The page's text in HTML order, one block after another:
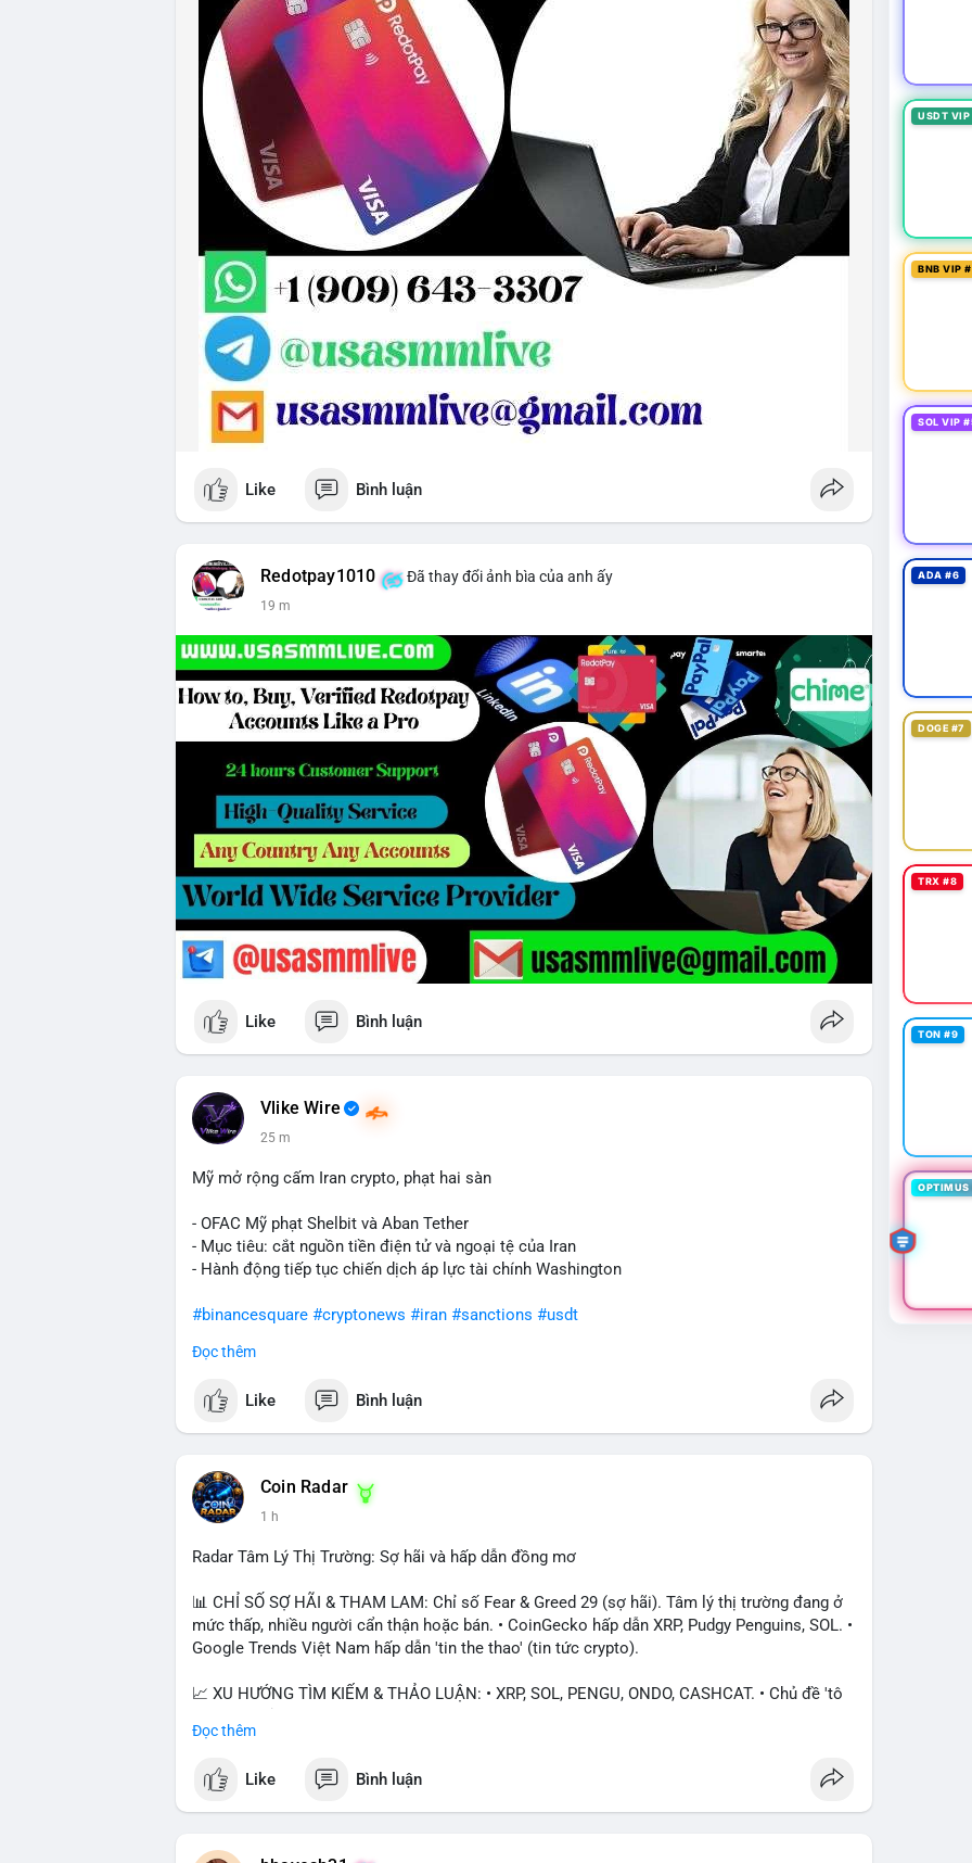
Like Bình luận
Redotpay1010 Đã thay đổi ảnh bìa của anh ấy
19 m
Like Bình luận
Vlike Wire
25 m
Mỹ mở rộng cấm Iran crypto, phạt hai sàn
- OFAC Mỹ phạt Shelbit và Aban Tether
- Mục tiêu: cắt nguồn tiền điện tử và ngoại tệ của Iran
- Hành động tiếp tục chiến dịch áp lực tài chính Washington
#binancesquare #cryptonews #iran #sanctions #usdt
$usdt
#vlikevn #titanbot
Đọc thêm
Like Bình luận
Coin Radar
1 h
Radar Tâm Lý Thị Trường: Sợ hãi và hấp dẫn đồng mơ
📊 CHỈ SỐ SỢ HÃI & THAM LAM: Chỉ số Fear & Greed 29 (sợ hãi). Tâm lý thị trường đang ở
mức thấp, nhiều người cẩn thận hoặc bán. • CoinGecko hấp dẫn XRP, Pudgy Penguins, SOL. •
Google Trends Việt Nam hấp dẫn 'tin the thao' (tin tức crypto).
📈 XU HƯỚNG TÌM KIẾM & THẢO LUẬN: • XRP, SOL, PENGU, ONDO, CASHCAT. • Chủ đề 'tô
vào BTC breakout và lệnh long/short.
💬 DÒNG CHẢY TIN TỨC & TRUYỀN THÔNG: • Trump khẳng định crypto là 'vấn đề lớn' giúp
giảm áp lực USD. • Binance hỗ trợ cổ phiếu Apple/IBM. • Bài đăng hấp dẫn về $HFT, $SKYAI,
Đọc thêm
Like Bình luận
USDT
BNB VIP
SOL VIP
ADA #6
DOGE #7
TRX #8
TON #9
OPTIMUS